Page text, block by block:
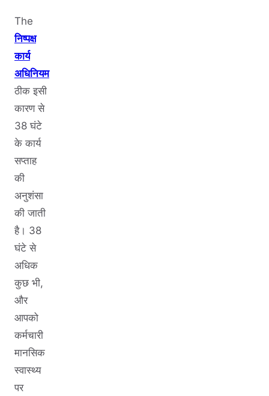
The
निष्पक्ष
कार्य
अधिनियम
ठीक इसी
कारण से
38 घंटे
के कार्य
सप्ताह
की
अनुशंसा
की जाती
है। 38
घंटे से
अधिक
कुछ भी,
और
आपको
कर्मचारी
मानसिक
स्वास्थ्य
पर